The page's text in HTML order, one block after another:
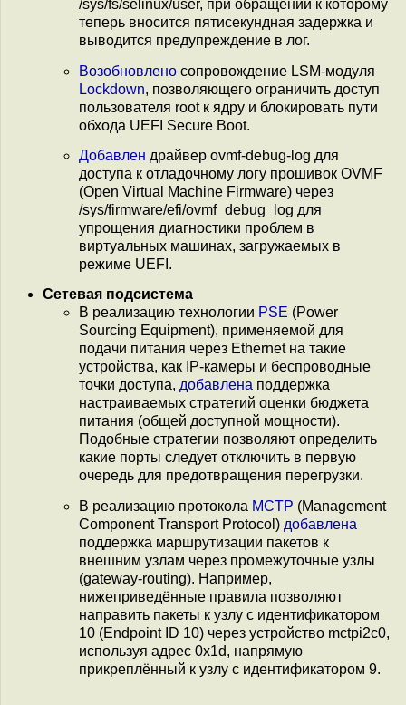
/sys/fs/selinux/user, при обращении к которому
теперь вносится пятисекундная задержка и
выводится предупреждение в лог.
Возобновлено сопровождение LSM-модуля
Lockdown, позволяющего ограничить доступ
пользователя root к ядру и блокировать пути
обхода UEFI Secure Boot.
Добавлен драйвер ovmf-debug-log для
доступа к отладочному логу прошивок OVMF
(Open Virtual Machine Firmware) через
/sys/firmware/efi/ovmf_debug_log для
упрощения диагностики проблем в
виртуальных машинах, загружаемых в
режиме UEFI.
Сетевая подсистема
В реализацию технологии PSE (Power
Sourcing Equipment), применяемой для
подачи питания через Ethernet на такие
устройства, как IP-камеры и беспроводные
точки доступа, добавлена поддержка
настраиваемых стратегий оценки бюджета
питания (общей доступной мощности).
Подобные стратегии позволяют определить
какие порты следует отключить в первую
очередь для предотвращения перегрузки.
В реализацию протокола MCTP (Management
Component Transport Protocol) добавлена
поддержка маршрутизации пакетов к
внешним узлам через промежуточные узлы
(gateway-routing). Например,
нижеприведённые правила позволяют
направить пакеты к узлу с идентификатором
10 (Endpoint ID 10) через устройство mctpi2c0,
используя адрес 0x1d, напрямую
прикреплённый к узлу с идентификатором 9.